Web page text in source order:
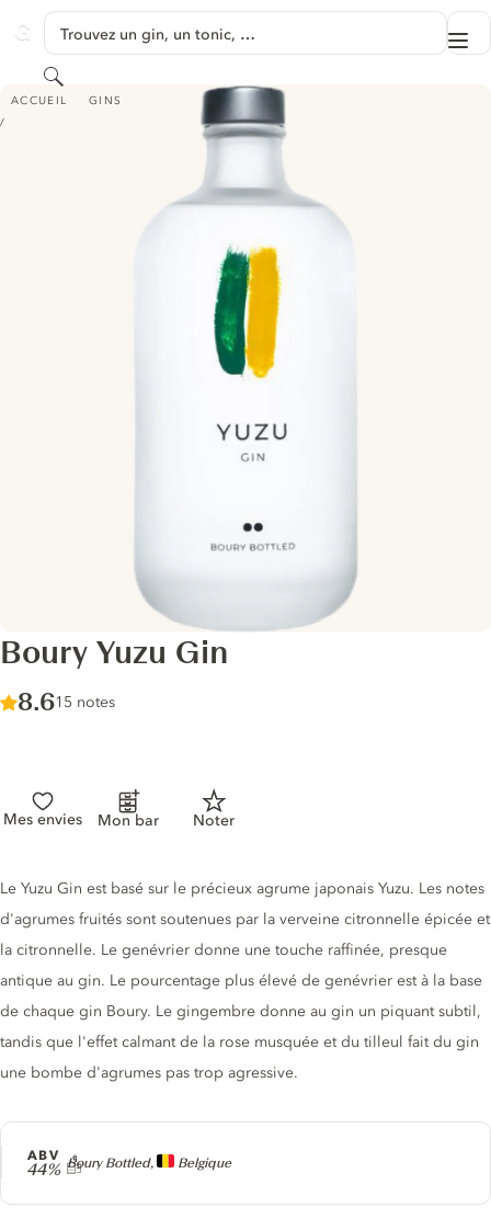
GINVENTORY
Trouvez un gin, un tonic, …
Rechercher
ACCUEIL GINS
BOURY YUZU GIN
Boury Yuzu Gin
Score :
8.6/ 10
15 notes
Mes envies Mon bar Noter
Producteur
Boury Bottled, Belgique
ABV
44%
Description du gin
Le Yuzu Gin est basé sur le précieux agrume japonais Yuzu. Les notes
d'agrumes fruités sont soutenues par la verveine citronnelle épicée et
la citronnelle. Le genévrier donne une touche raffinée, presque
antique au gin. Le pourcentage plus élevé de genévrier est à la base
de chaque gin Boury. Le gingembre donne au gin un piquant subtil,
tandis que l'effet calmant de la rose musquée et du tilleul fait du gin
une bombe d'agrumes pas trop agressive.